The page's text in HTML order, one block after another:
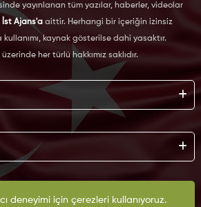
yayınlanan tüm yazılar, haberler, videolar
İst Ajans'aaittir. Herhangi bir içeriğin izinsiz
kullanımı, kaynak gösterilse dahi yasaktır.
her türlü hakkımız saklıdır.
Künye
Reklam
İletişim
KVKK
Çerez Politikası
deneyimi için çerezleri kullanıyoruz.